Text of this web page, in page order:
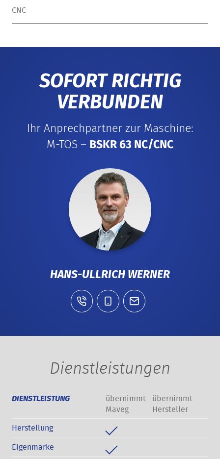
CNC
SOFORT RICHTIG
VERBUNDEN
Ihr Anprechpartner zur Maschine:
M-TOS – BSKR 63 NC/CNC
HANS-ULLRICH WERNER
Dienstleistungen
DIENSTLEISTUNG
übernimmt
Maveg
übernimmt
Hersteller
Herstellung
Eigenmarke